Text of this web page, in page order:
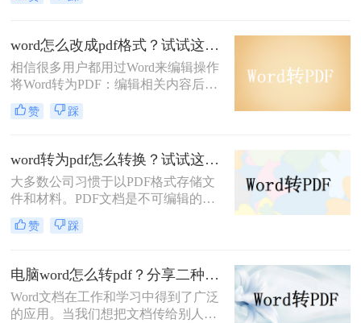
用的编辑文档，当我们需要保密文件
内容时就会将word改成pdf，这样就算
发送给他人也可以在某种程度上保障
文档内容，那么你知道word怎么变成
pdf吗？
word怎么改成pdf格式？试试这2个简单的方法，3秒轻松极速转换！
相信很多用户都用过Word来编辑操作
将Word转为PDF：编辑相关内容后，
需要将Word转换成PDF进行传输。原
因是PDF格式具有独特的兼容性和文
的乱码问题。然而，还是有许多用户
不知道如何操作它们。那么，word怎
么改成pdf格式呢?下面小编将分享二
种PDF转换方法，一起来看看吧。
赞 踩
word转为pdf怎么转换？试试这2个简单的方法，1秒轻松极速转换！
大多数公司习惯于以PDF格式存储文
件和材料。PDF文档是不可编辑的。
从中提取数据并不容易。今天，小编
将向您介绍一款可以word转为pdf的软
来了解一下吧。
赞 踩
电脑word怎么转pdf？分享二种文件格式转换方法
Word文档在工作和学习中得到了广泛
的应用。当我们想把文档传给别人，